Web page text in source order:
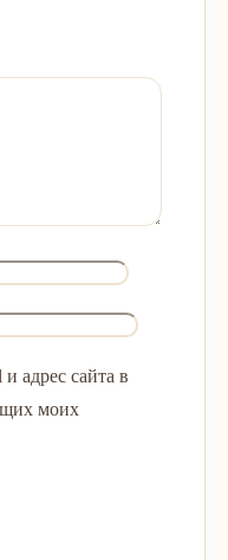
адрес сайта в
моих